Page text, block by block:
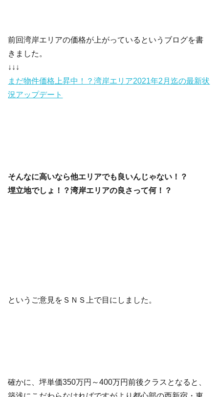
前回湾岸エリアの価格が上がっているというブログを書
きました。
↓↓↓
まだ物件価格上昇中！？湾岸エリア2021年2月迄の最新状
況アップデート
そんなに高いなら他エリアでも良いんじゃない！？
埋立地でしょ！？湾岸エリアの良さって何！？
というご意見をＳＮＳ上で目にしました。
確かに、坪単価350万円～400万円前後クラスとなると、